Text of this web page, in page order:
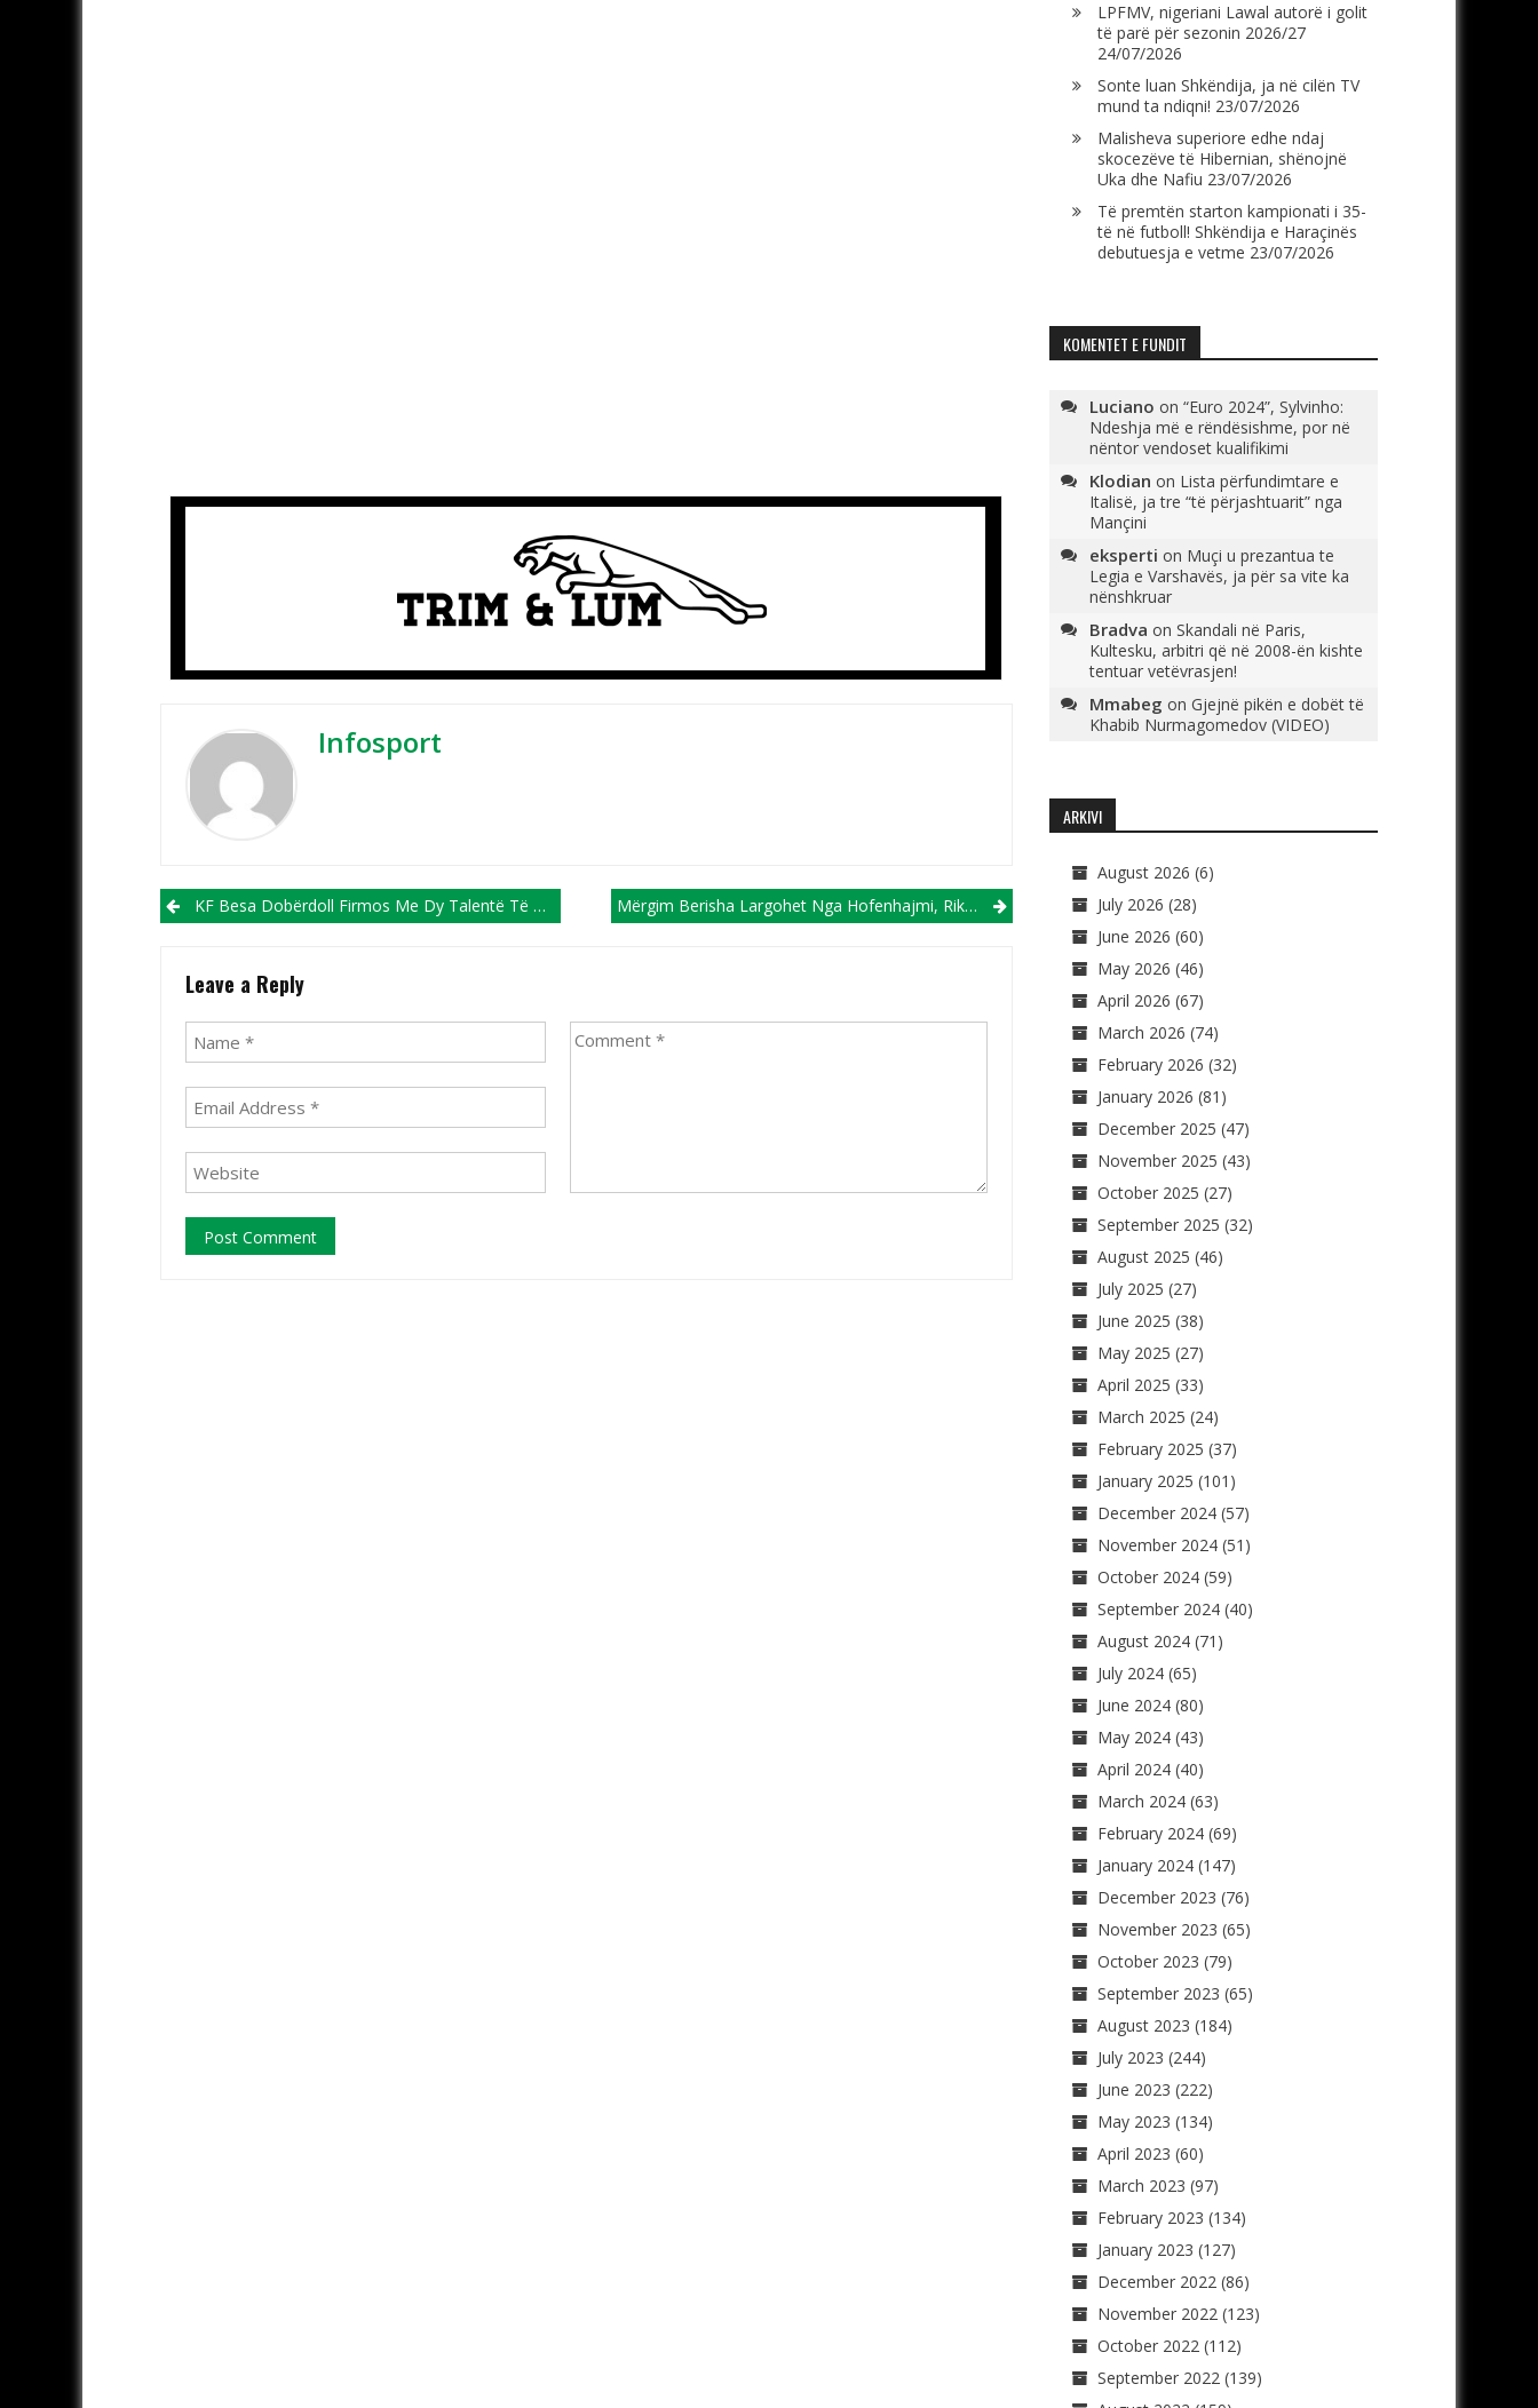
Infosport
Post navigation
KF Besa Dobërdoll Firmos Me Dy Talentë Të Rinj Mërgim Berisha Largohet Nga Hofenhajmi, Rikthehet Te Augsburgu!
Leave a Reply
LPFMV, nigeriani Lawal autorë i golit
të parë për sezonin 2026/27
24/07/2026
Sonte luan Shkëndija, ja në cilën TV
mund ta ndiqni! 23/07/2026
Malisheva superiore edhe ndaj
skocezëve të Hibernian, shënojnë
Uka dhe Nafiu 23/07/2026
Të premtën starton kampionati i 35-
të në futboll! Shkëndija e Haraçinës
debutuesja e vetme 23/07/2026
KOMENTET E FUNDIT
Luciano on “Euro 2024”, Sylvinho:
Ndeshja më e rëndësishme, por në
nëntor vendoset kualifikimi
Klodian on Lista përfundimtare e
Italisë, ja tre “të përjashtuarit” nga
Mançini
eksperti on Muçi u prezantua te
Legia e Varshavës, ja për sa vite ka
nënshkruar
Bradva on Skandali në Paris,
Kultesku, arbitri që në 2008-ën kishte
tentuar vetëvrasjen!
Mmabeg on Gjejnë pikën e dobët të
Khabib Nurmagomedov (VIDEO)
ARKIVI
August 2026 (6)
July 2026 (28)
June 2026 (60)
May 2026 (46)
April 2026 (67)
March 2026 (74)
February 2026 (32)
January 2026 (81)
December 2025 (47)
November 2025 (43)
October 2025 (27)
September 2025 (32)
August 2025 (46)
July 2025 (27)
June 2025 (38)
May 2025 (27)
April 2025 (33)
March 2025 (24)
February 2025 (37)
January 2025 (101)
December 2024(57)
November 2024(51)
October 2024(59)
September 2024(40)
August 2024(71)
July 2024(65)
June 2024(80)
May 2024(43)
April 2024(40)
March 2024(63)
February 2024(69)
January 2024(147)
December 2023 (76)
November 2023 (65)
October 2023 (79)
September 2023 (65)
August 2023 (184)
July 2023 (244)
June 2023 (222)
May 2023 (134)
April 2023 (60)
March 2023 (97)
February 2023 (134)
January 2023 (127)
December 2022(86)
November 2022(123)
October 2022(112)
September 2022(139)